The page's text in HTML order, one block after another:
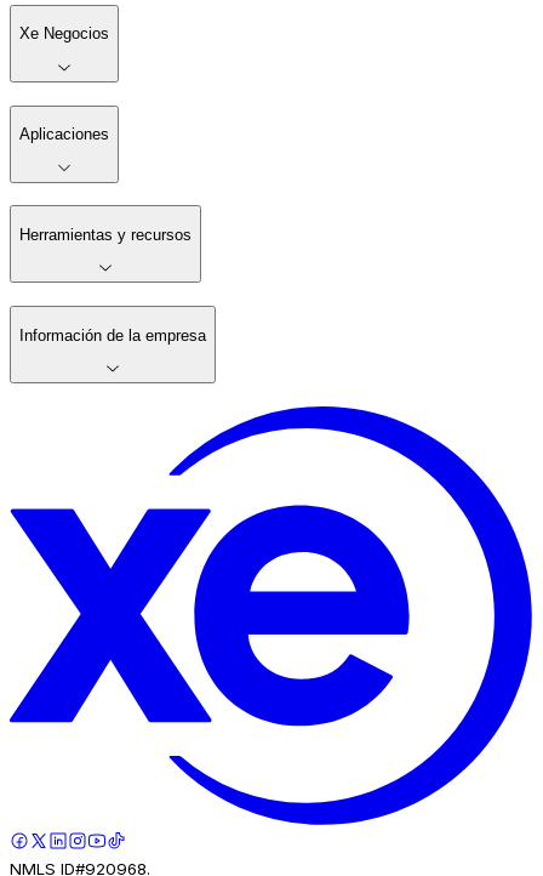
Xe Negocios
Aplicaciones
Herramientas y recursos
Información de la empresa
NMLS ID#920968.